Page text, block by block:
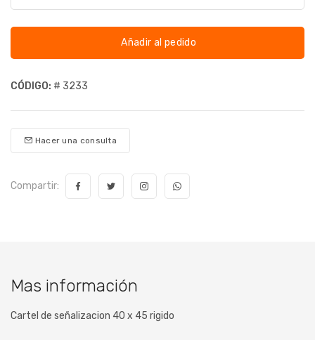
Añadir al pedido
CÓDIGO: # 3233
Hacer una consulta
Compartir:
Mas información
Cartel de señalizacion 40 x 45 rigido